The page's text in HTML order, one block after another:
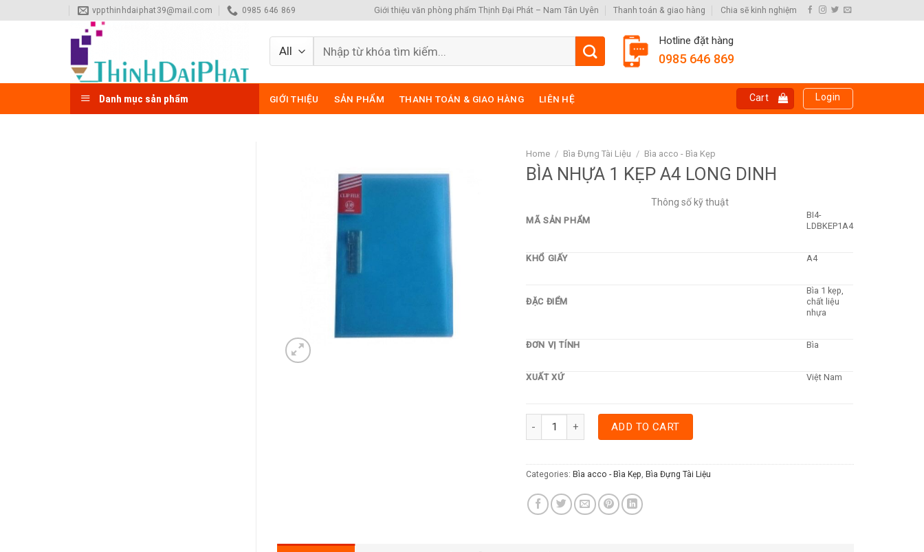
to
vppthinhdaiphat39@mail.com 0985 646 869 Giới thiệu văn phòng phẩm Thịnh Đại Phát – Nam Tân Uyên Thanh toán & giao hàng Chia sẽ kinh nghiệm
Search
Hotline đặt hàng
0985 646 869
Danh mục sản phẩm GIỚI THIỆU SẢN PHẨM THANH TOÁN & GIAO HÀNG LIÊN HỆ Cart Login
Home / Bìa Đựng Tài Liệu / Bìa acco - Bìa Kẹp
BÌA NHỰA 1 KẸP A4 LONG DINH
Thông số kỹ thuật
MÃ SẢN PHẨM
BI4-
LDBKEP1A4
KHỔ GIẤY A4
ĐẶC ĐIỂM
Bìa 1 kẹp,
chất liệu
nhựa
ĐƠN VỊ TÍNH Bìa
XUẤT XỨ Việt Nam
BÌA NHỰA 1 KẸP A4 LONG DINH quantity
ADD TO CART
Categories: Bìa acco - Bìa Kẹp, Bìa Đựng Tài Liệu